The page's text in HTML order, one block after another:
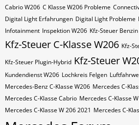
Cabrio W206 C Klasse W206 Probleme
Digital Light Erfahrungen Digital Light Probleme
Infotainment Inspektion W206 Kfz-Steuer Benzin
Kfz-Steuer C-Klasse W206 Kfz-
Kfz-Steuer Plugin-Hybrid Kfz-Steuer
Kundendienst W206 Lochkreis Felgen
Mercedes-Benz C-Klasse W206 Mercedes C-
Mercedes C-Klasse Cabrio Mercedes C-Klasse
Mercedes C-Klasse W 206 2021 Mercedes C-